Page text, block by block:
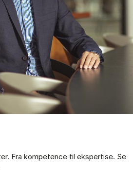
Fra kompetence til ekspertise. Se